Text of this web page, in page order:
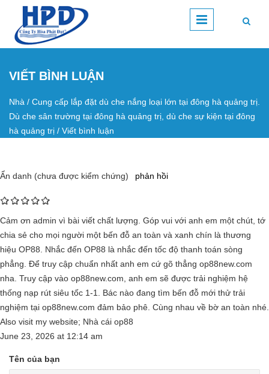
Nhảy đến nội dung
VIẾT BÌNH LUẬN
Bạn đang ở đây
Nhà / Cung cấp lắp đặt dù che nắng loại lớn tại đông hà quảng trị.
Dù che sân trường tại đông hà quảng trị, dù che sự kiện tại đông
hà quảng trị / Viết bình luận
Ẩn danh (chưa được kiểm chứng) phản hồi
Cảm ơn admin vì bài viết chất lượng. Góp vui với anh em một chút, tớ
chia sẻ cho mọi người một bến đỗ an toàn và xanh chín là thương
hiệu OP88. Nhắc đến OP88 là nhắc đến tốc độ thanh toán sòng
phẳng. Để truy cập chuẩn nhất anh em cứ gõ thẳng op88new.com
nha. Truy cập vào op88new.com, anh em sẽ được trải nghiệm hệ
thống nạp rút siêu tốc 1-1. Bác nào đang tìm bến đỗ mới thử trải
nghiệm tại op88new.com đảm bảo phê. Cùng nhau về bờ an toàn nhé.
Also visit my website; Nhà cái op88
June 23, 2026 at 12:14 am
Tên của bạn